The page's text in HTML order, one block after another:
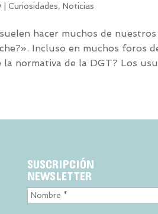
|Curiosidades,Noticias
hacer muchos de
Incluso en muchos foros
la normativa de la DGT? Los
SUSCRIPCIÓN
NEWSLETTER